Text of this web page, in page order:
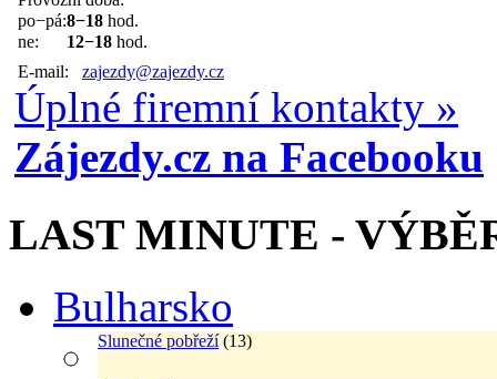
po−pá:8−18 hod.
ne:
12−18 hod.
E-mail: zajezdy@zajezdy.cz
Úplné firemní kontakty »
Zájezdy.cz na Facebooku
LAST MINUTE -
Bulharsko
Slunečné pobřeží(13)